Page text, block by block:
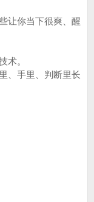
让你当下很爽、醒
术。
、手里、判断里长